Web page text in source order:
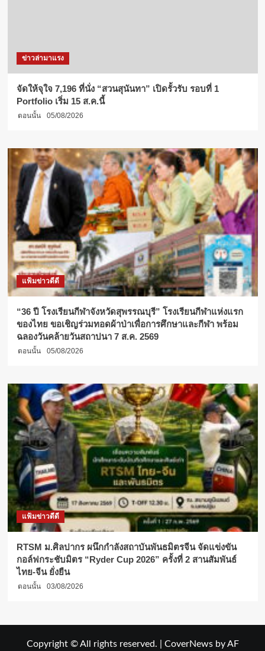
ข่าวล่ามาแรง
จัดให้จุใจ 7,196 ที่นั่ง “สวนสุนันทา” เปิดรั้วรับ รอบที่ 1
Portfolio เริ่ม 15 ส.ค.นี้
ตอนนั้น 05/08/2026
แฟ้มข่าวดีดี
“36 ปี โรงเรียนกีฬาจังหวัดสุพรรณบุรี” โรงเรียนกีฬาแห่งแรก
ของไทย ขอเชิญร่วมทอดผ้าป่าเพื่อการศึกษาและกีฬา พร้อม
ฉลองวันคล้ายวันสถาปนา 7 ส.ค. 2569
ตอนนั้น 05/08/2026
แฟ้มข่าวดีดี
RTSM ม.ศิลปากร ผนึกกำลังสถาบันพันธมิตรจีน จัดแข่งขัน
กอล์ฟกระชับมิตร “Ryder Cup 2026” ครั้งที่ 2 สานสัมพันธ์
ไทย-จีน ยั่งยืน
ตอนนั้น 03/08/2026
Copyright © All rights reserved. CoverNewsby AF